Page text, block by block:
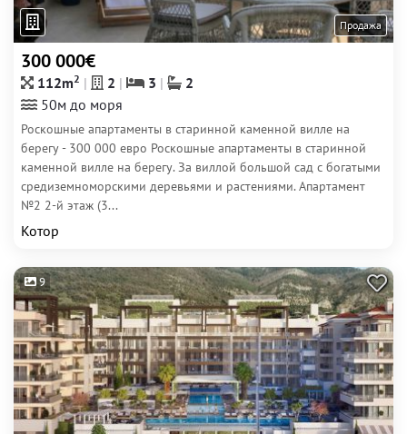
Продажа
300 000€
112m2 2 3
2
50м до моря
Роскошные апартаменты в старинной каменной вилле на
берегу - 300 000 евро Роскошные апартаменты в старинной
каменной вилле на берегу. За виллой большой сад с богатыми
средиземноморскими деревьями и растениями. Апартамент
№2 2-й этаж (3...
Котор
9